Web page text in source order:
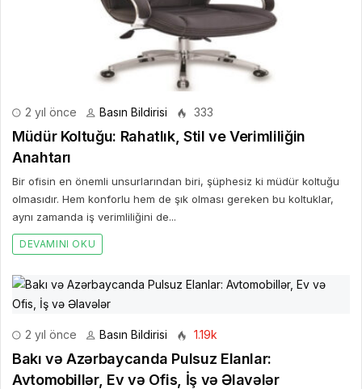
2 yıl önce Basın Bildirisi 333
Müdür Koltuğu: Rahatlık, Stil ve Verimliliğin
Anahtarı
Bir ofisin en önemli unsurlarından biri, şüphesiz ki müdür koltuğu
olmasıdır. Hem konforlu hem de şık olması gereken bu koltuklar,
aynı zamanda iş verimliliğini de...
DEVAMINI OKU
2 yıl önce Basın Bildirisi 1.19k
Bakı və Azərbaycanda Pulsuz Elanlar:
Avtomobillər, Ev və Ofis, İş və Əlavələr